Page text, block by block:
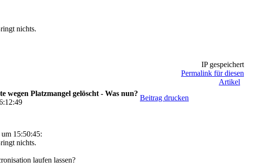
nichts.
IP gespeichert
Permalink für diesen
Artikel
wegen Platzmangel gelöscht - Was nun?
Beitrag drucken
15:50:45:
nichts.
laufen lassen?